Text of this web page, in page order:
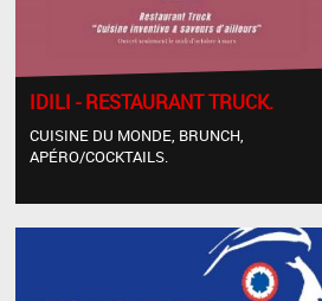
IDILI - RESTAURANT TRUCK.
CUISINE DU MONDE, BRUNCH,
APÉRO/COCKTAILS.